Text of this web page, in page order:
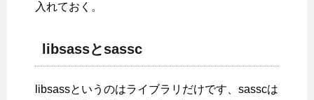
入れておく。
libsassとsassc
libsassというのはライブラリだけです、sasscは